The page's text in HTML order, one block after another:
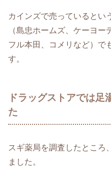
カインズで売っているとい
（島忠ホームズ、ケーヨ
フル本田、コメリなど）で
す。
ドラッグストアでは足
た
スギ薬局を調査したところ
ました。